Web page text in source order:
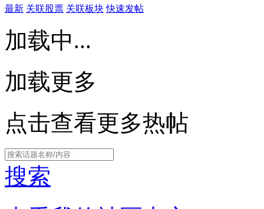
最新 关联股票 关联板块 快速发帖
加载中...
加载更多
点击查看更多热帖
搜索